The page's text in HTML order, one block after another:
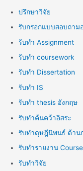
ปรึกษาวิจัย
รับกรอกแบบสอบถาม
รับทำ Assignment
รับทำ coursework
รับทำ Dissertation
รับทำ IS
รับทำ thesis อังกฤษ
รับทำค้นคว้าอิสระ
รับทำดุษฎีนิพนธ์ ด้าน
รับทำรายงาน
รับทำวิจัย